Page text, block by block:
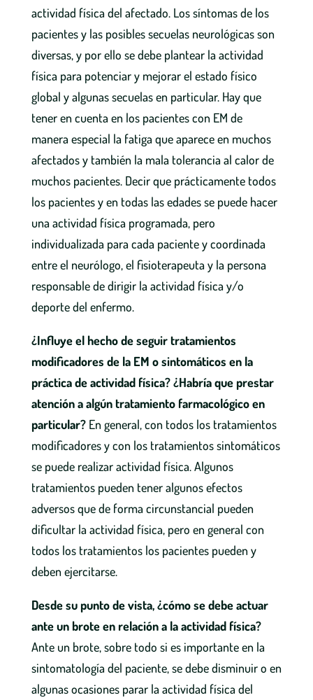
actividad física del afectado. Los síntomas de los
pacientes y las posibles secuelas neurológicas son
diversas, y por ello se debe plantear la actividad
física para potenciar y mejorar el estado físico
global y algunas secuelas en particular. Hay que
tener en cuenta en los pacientes con EM de
manera especial la fatiga que aparece en muchos
afectados y también la mala tolerancia al calor de
muchos pacientes. Decir que prácticamente todos
los pacientes y en todas las edades se puede hacer
una actividad física programada, pero
individualizada para cada paciente y coordinada
entre el neurólogo, el fisioterapeuta y la persona
responsable de dirigir la actividad física y/o
deporte del enfermo.
¿Influye el hecho de seguir tratamientos
modificadores de la EM o sintomáticos en la
práctica de actividad física? ¿Habría que prestar
atención a algún tratamiento farmacológico en
particular?En general, con todos los tratamientos
modificadores y con los tratamientos sintomáticos
se puede realizar actividad física. Algunos
tratamientos pueden tener algunos efectos
adversos que de forma circunstancial pueden
dificultar la actividad física, pero en general con
todos los tratamientos los pacientes pueden y
deben ejercitarse.
Desde su punto de vista, ¿cómo se debe actuar
ante un brote en relación a la actividad física?
Ante un brote, sobre todo si es importante en la
sintomatología del paciente, se debe disminuir o en
algunas ocasiones parar la actividad física del